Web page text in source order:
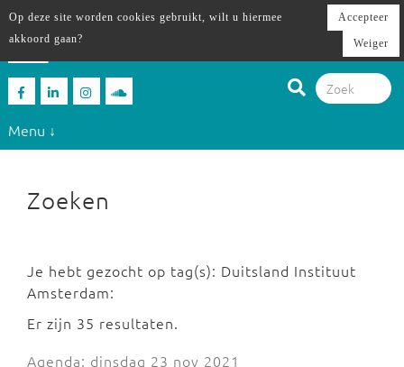
Menu ↓
Zoeken
Je hebt gezocht op tag(s): Duitsland Instituut
Amsterdam:
Er zijn 35 resultaten.
Agenda: dinsdag 23 nov 2021
Op deze site worden cookies gebruikt, wilt u hiermee
akkoord gaan?
Accepteer
Weiger